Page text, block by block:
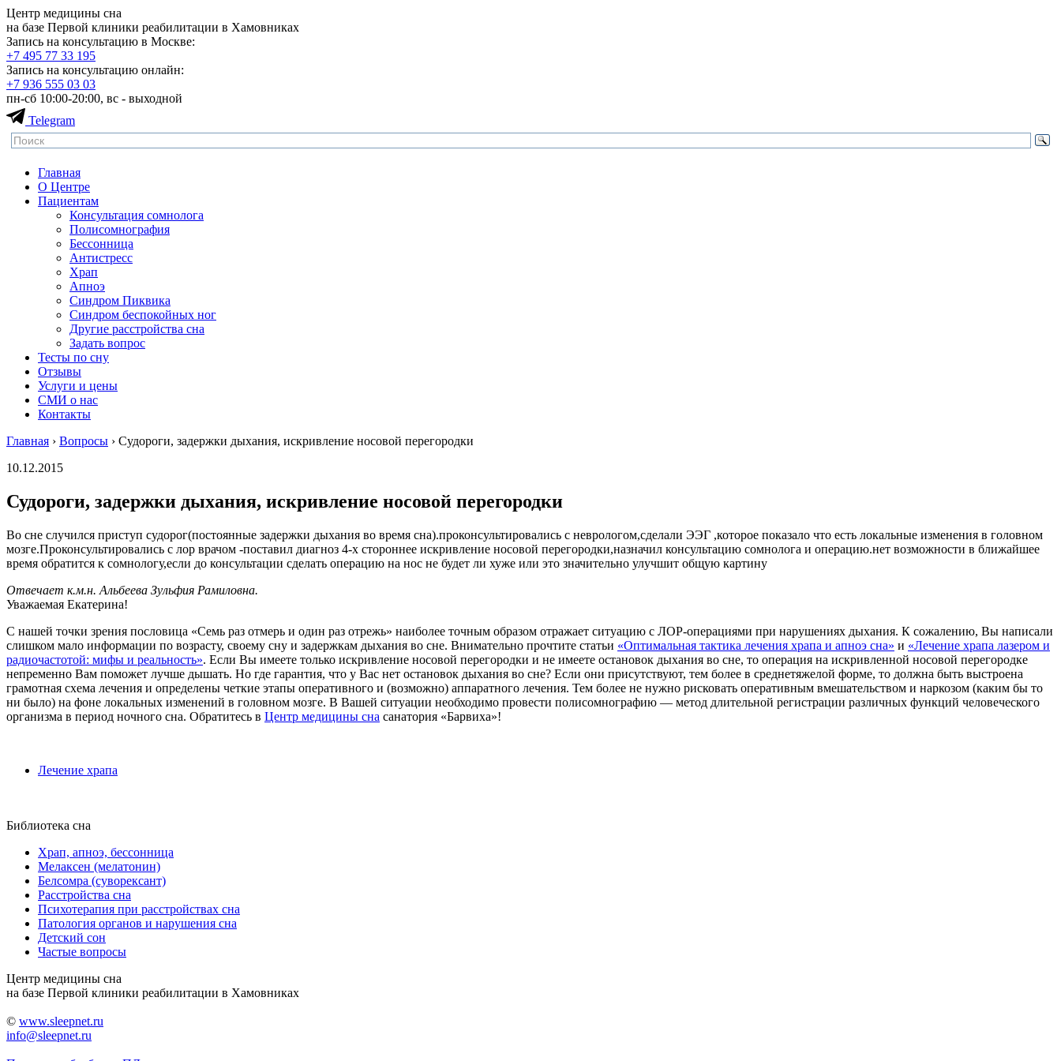
Центр медицины сна
на базе Первой клиники реабилитации в Хамовниках
Запись на консультацию в Москве:
+7 495 77 33 195
Запись на консультацию онлайн:
+7 936 555 03 03
пн-сб 10:00-20:00, вс - выходной
Telegram
Главная
О Центре
Пациентам
Консультация сомнолога
Полисомнография
Бессонница
Антистресс
Храп
Апноэ
Синдром Пиквика
Синдром беспокойных ног
Другие расстройства сна
Задать вопрос
Тесты по сну
Отзывы
Услуги и цены
СМИ о нас
Контакты
Главная › Вопросы › Судороги, задержки дыхания, искривление носовой перегородки
10.12.2015
Судороги, задержки дыхания, искривление носовой перегородки
Во сне случился приступ судорог(постоянные задержки дыхания во время сна).проконсультировались с неврологом,сделали ЭЭГ ,которое показало что есть локальные изменения в головном
мозге.Проконсультировались с лор врачом -поставил диагноз 4-х стороннее искривление носовой перегородки,назначил консультацию сомнолога и операцию.нет возможности в ближайшее
время обратится к сомнологу,если до консультации сделать операцию на нос не будет ли хуже или это значительно улучшит общую картину
Отвечает к.м.н. Альбеева Зульфия Рамиловна.
Уважаемая Екатерина!
С нашей точки зрения пословица «Семь раз отмерь и один раз отрежь» наиболее точным образом отражает ситуацию с ЛОР-операциями при нарушениях дыхания. К сожалению, Вы написали
слишком мало информации по возрасту, своему сну и задержкам дыхания во сне. Внимательно прочтите статьи «Оптимальная тактика лечения храпа и апноэ сна» и «Лечение храпа лазером и
радиочастотой: мифы и реальность». Если Вы имеете только искривление носовой перегородки и не имеете остановок дыхания во сне, то операция на искривленной носовой перегородке
непременно Вам поможет лучше дышать. Но где гарантия, что у Вас нет остановок дыхания во сне? Если они присутствуют, тем более в среднетяжелой форме, то должна быть выстроена
грамотная схема лечения и определены четкие этапы оперативного и (возможно) аппаратного лечения. Тем более не нужно рисковать оперативным вмешательством и наркозом (каким бы то
ни было) на фоне локальных изменений в головном мозге. В Вашей ситуации необходимо провести полисомнографию — метод длительной регистрации различных функций человеческого
организма в период ночного сна. Обратитесь в Центр медицины сна санатория «Барвиха»!
Лечение храпа
Библиотека сна
Храп, апноэ, бессонница
Мелаксен (мелатонин)
Белсомра (суворексант)
Расстройства сна
Психотерапия при расстройствах сна
Патология органов и нарушения сна
Детский сон
Частые вопросы
Центр медицины сна
на базе Первой клиники реабилитации в Хамовниках
© www.sleepnet.ru
info@sleepnet.ru